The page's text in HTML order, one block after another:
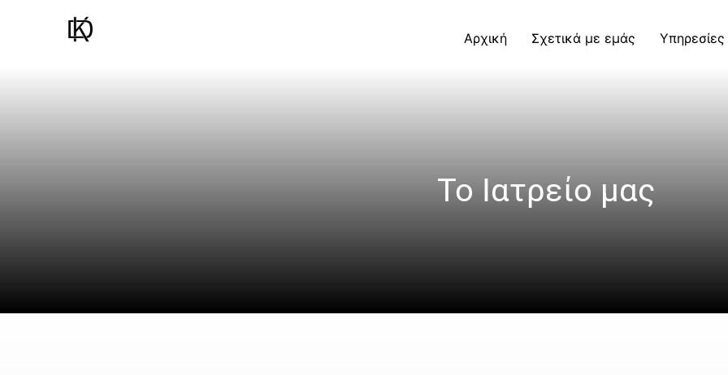
Αρχική Σχετικά με εμάς Υπηρεσίες
Το Ιατρείο μας